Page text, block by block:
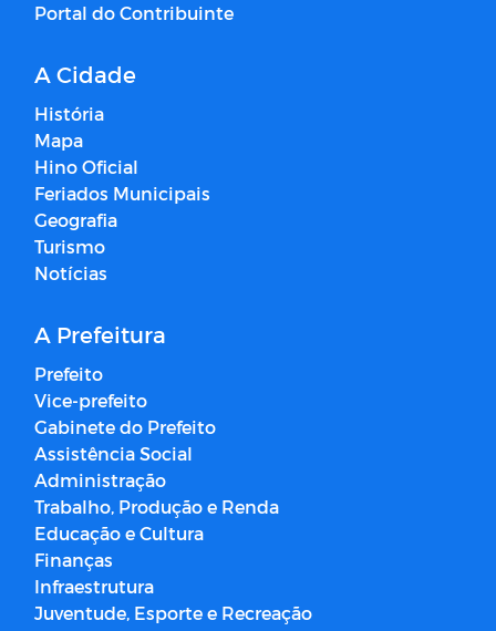
Portal do Contribuinte
A Cidade
História
Mapa
Hino Oficial
Feriados Municipais
Geografia
Turismo
Notícias
A Prefeitura
Prefeito
Vice-prefeito
Gabinete do Prefeito
Assistência Social
Administração
Trabalho, Produção e Renda
Educação e Cultura
Finanças
Infraestrutura
Juventude, Esporte e Recreação